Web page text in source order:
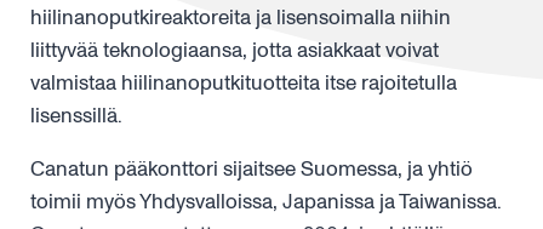
hiilinanoputkireaktoreita ja lisensoimalla niihin
liittyvää teknologiaansa, jotta asiakkaat voivat
valmistaa hiilinanoputkituotteita itse rajoitetulla
lisenssillä.
Canatun pääkonttori sijaitsee Suomessa, ja yhtiö
toimii myös Yhdysvalloissa, Japanissa ja Taiwanissa.